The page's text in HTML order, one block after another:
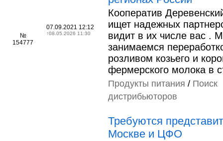
№
154777
07.09.2021 12:12
↑08.05.2026 11:30
Кооператив
ищет надежных
видит в их числе вас .
занимаемся
розливом козьего и
фермерского молока в
Продукты питания / Поиск
дистрибьюторов
Требуются
Москве и ЦФО